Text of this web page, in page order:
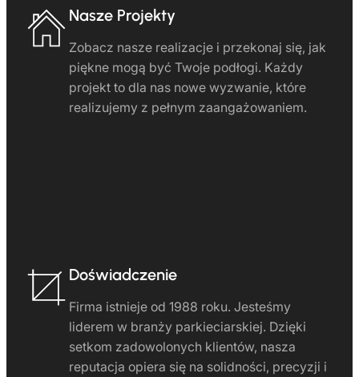
Nasze Projekty
Zobacz nasze realizacje i przekonaj się, jak
piękne mogą być Twoje podłogi. Każdy
projekt to dla nas nowe wyzwanie, które
realizujemy z pełnym zaangażowaniem.
Doświadczenie
Firma istnieje od 1988 roku. Jesteśmy
liderem w branży parkieciarskiej. Dzięki
setkom zadowolonych klientów, nasza
reputacja opiera się na solidności, precyzji i